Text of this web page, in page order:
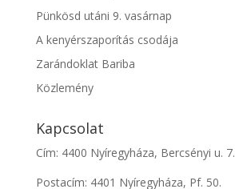
Pünkösd utáni 9. vasárnap
A kenyérszaporítás csodája
Zarándoklat Bariba
Közlemény
Kapcsolat
Cím: 4400 Nyíregyháza, Bercsényi u. 7.
Postacím: 4401 Nyíregyháza, Pf. 50.